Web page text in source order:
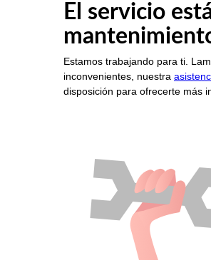
El servicio
Estamos trabajando para ti.
inconvenientes, nuestra
disposición para ofrecerte más